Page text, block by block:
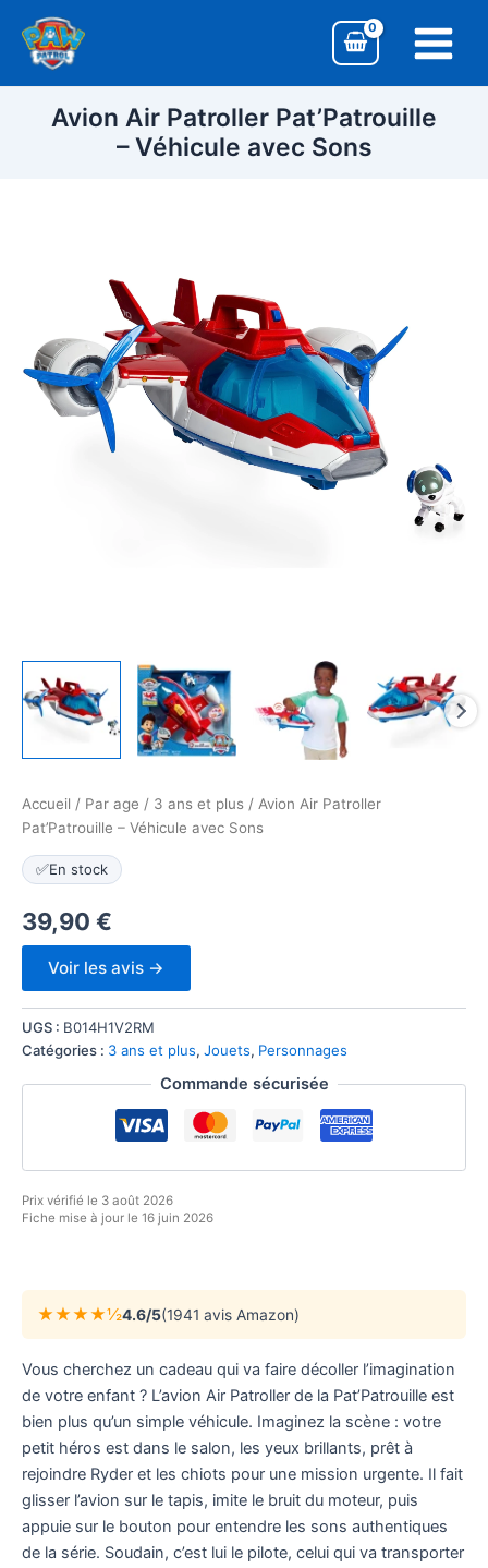
contenu
Menu
Avion Air Patroller Pat’Patrouille
– Véhicule avec Sons
Accueil / Par age / 3 ans et plus / Avion Air Patroller
Pat’Patrouille – Véhicule avec Sons
✅En stock
39,90 €
Voir les avis →
UGS : B014H1V2RM
Catégories : 3 ans et plus, Jouets, Personnages
Commande sécurisée
Prix vérifié le 3 août 2026
Fiche mise à jour le 16 juin 2026
★★★★½4.6/5(1941 avis Amazon)
Vous cherchez un cadeau qui va faire décoller l’imagination
de votre enfant ? L’avion Air Patroller de la Pat’Patrouille est
bien plus qu’un simple véhicule. Imaginez la scène : votre
petit héros est dans le salon, les yeux brillants, prêt à
rejoindre Ryder et les chiots pour une mission urgente. Il fait
glisser l’avion sur le tapis, imite le bruit du moteur, puis
appuie sur le bouton pour entendre les sons authentiques
de la série. Soudain, c’est lui le pilote, celui qui va transporter